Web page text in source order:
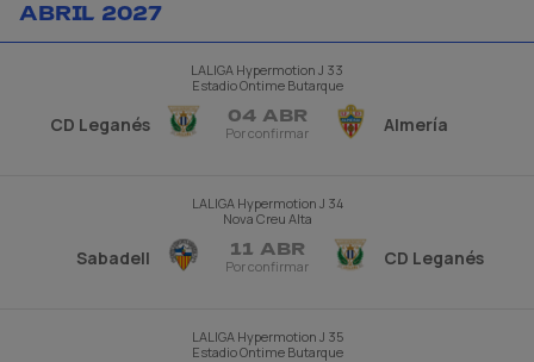
ABRIL 2027
LALIGA Hypermotion J 33
Estadio Ontime Butarque
CD Leganés 04 ABR
Por confirmar Almería
LALIGA Hypermotion J 34
Nova Creu Alta
Sabadell 11 ABR
Por confirmar CD Leganés
LALIGA Hypermotion J 35
Estadio Ontime Butarque